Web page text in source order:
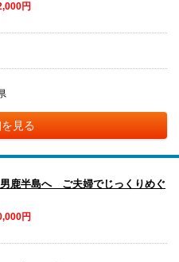
円
見る
男鹿半島へ ご夫婦でじっくりめぐ
円